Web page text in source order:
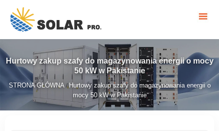
Hurtowy zakup szafy do magazynowania energii o mocy
50 kW w Pakistanie
STRONA GŁÓWNA/ Hurtowy zakup szafy do magazynowania energii o
mocy 50 kW w Pakistanie